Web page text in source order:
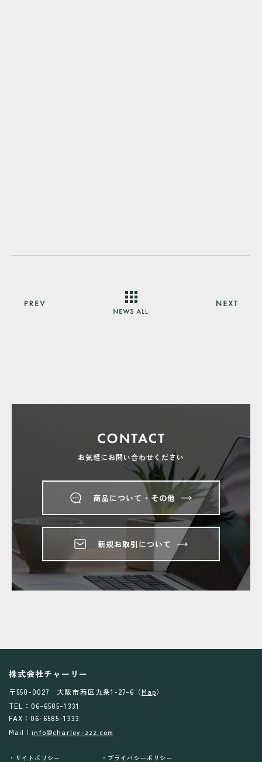
お気軽にお問い合わせください
商品について・その他
新規お取引について
株式会社チャーリー
〒550-0027 大阪市西区九条1-27-6（Map）
TEL：06-6585-1331
FAX：06-6585-1333
Mail：info@charley-zzz.com
サイトポリシー プライバシーポリシー